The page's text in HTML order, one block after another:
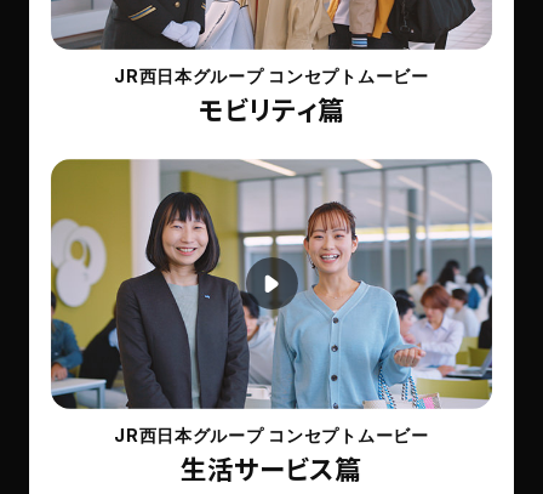
JR西日本グループ コンセプトムービー
モビリティ篇
JR西日本グループ コンセプトムービー
生活サービス篇